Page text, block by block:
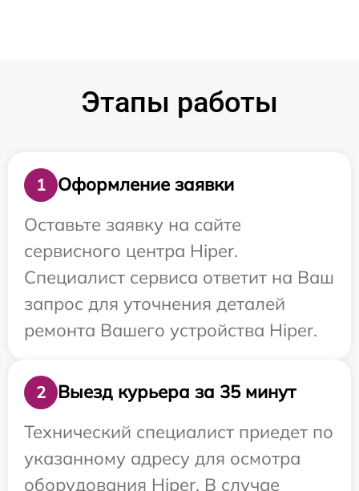
Этапы работы
1
Оформление заявки
Оставьте заявку на сайте
сервисного центра Hiper.
Специалист сервиса ответит на Ваш
запрос для уточнения деталей
ремонта Вашего устройства Hiper.
2
Выезд курьера за 35 минут
Технический специалист приедет по
указанному адресу для осмотра
оборудования Hiper. В случае